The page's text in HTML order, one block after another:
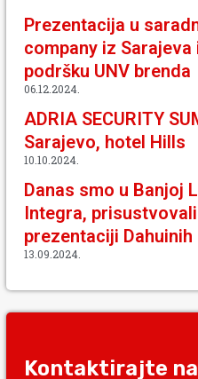
Prezentacija u
company iz Sarajeva
podršku UNV brenda
06.12.2024.
ADRIA SECURITY
Sarajevo, hotel Hills
10.10.2024.
Danas smo u Banjoj
Integra, prisustvovali
prezentaciji
13.09.2024.
Kontaktirajte